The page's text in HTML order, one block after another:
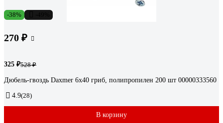
-38%
270 ₽
325 ₽528 ₽
Дюбель-гвоздь Daxmer 6х40 гриб, полипропилен 200 шт 00000333560
4.9(28)
В корзину